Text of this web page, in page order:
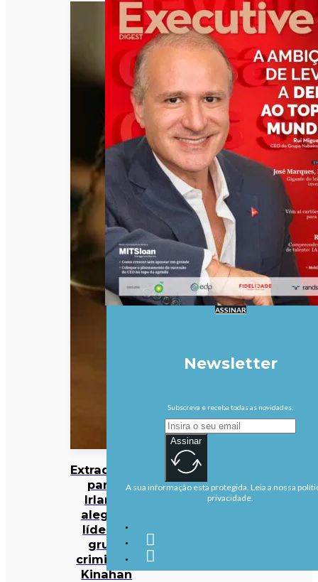
Extraditado
para a
Irlanda
alegado
líder do
grupo
criminoso
Kinahan
ASSINAR
Newsletter
Subscreva e receba todas as novidades.
Assinar
A sua informação está protegida. Leia a nossa
privacidade.